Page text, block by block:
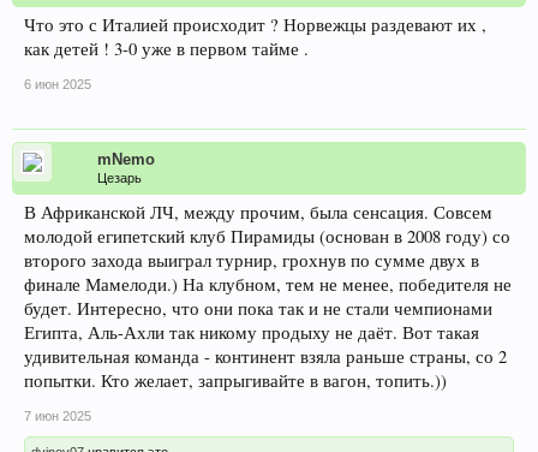
Что это с Италией происходит ? Норвежцы раздевают их ,
как детей ! 3-0 уже в первом тайме .
6 июн 2025
mNemo
Цезарь
В Африканской ЛЧ, между прочим, была сенсация. Совсем
молодой египетский клуб Пирамиды (основан в 2008 году) со
второго захода выиграл турнир, грохнув по сумме двух в
финале Мамелоди.) На клубном, тем не менее, победителя не
будет. Интересно, что они пока так и не стали чемпионами
Египта, Аль-Ахли так никому продыху не даёт. Вот такая
удивительная команда - континент взяла раньше страны, со 2
попытки. Кто желает, запрыгивайте в вагон, топить.))
7 июн 2025